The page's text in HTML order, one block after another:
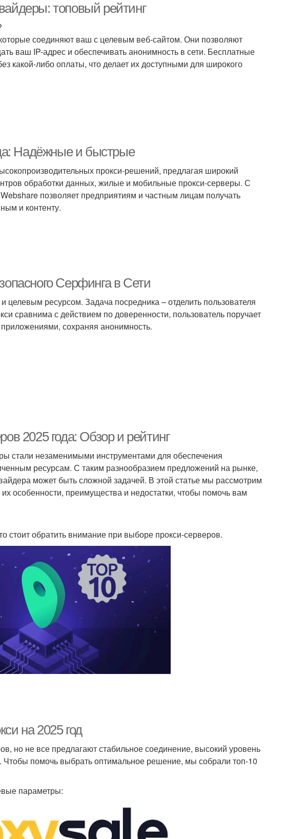
топовый рейтинг
соединяют ваш с целевым веб-сайтом. Они позволяют
ваш IP-адрес и обеспечивать анонимность в сети. Бесплатные
какой-либо оплаты, что делает их доступными для широкого
Надёжные и быстрые
прокси-решений, предлагая широкий
обработки данных, жилые и мобильные прокси-серверы. С
позволяет предприятиям и частным лицам получать
и контенту.
Серфинга в Сети
целевым ресурсом. Задача посредника – отделить пользователя
сравнима с действием по доверенности, пользователь поручает
сохраняя анонимность.
2025 года: Обзор и рейтинг
стали незаменимыми инструментами для обеспечения
ресурсам. С таким разнообразием предложений на рынке,
может быть сложной задачей. В этой статье мы рассмотрим
особенности, преимущества и недостатки, чтобы помочь вам
стоит обратить внимание при выборе прокси-серверов.
на 2025 год
но не все предлагают стабильное соединение, высокий уровень
помочь выбрать оптимальное решение, мы собрали топ-10
параметры: